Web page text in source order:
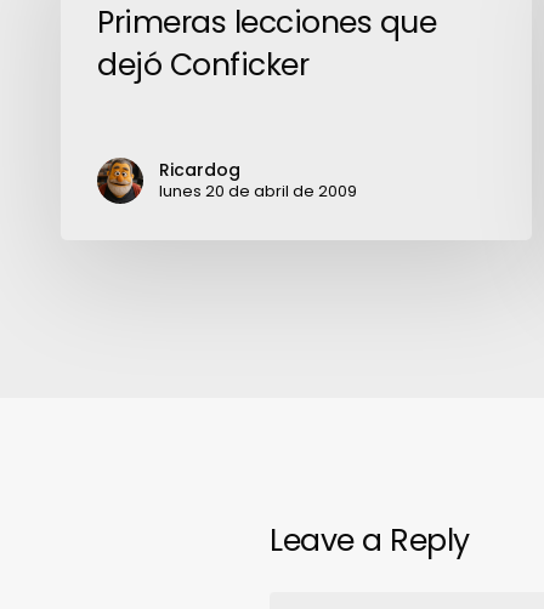
Conficker
Primeras lecciones que
dejó Conficker
Ricardog
lunes 20 de abril de 2009
Leave a Reply